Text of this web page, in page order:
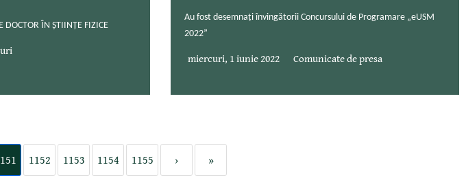
DOCTOR ÎN ȘTIINȚE FIZICE
Au fost desemnați învingătorii Concursului de Programare „eUSM
2022”
miercuri, 1 iunie 2022 Comunicate de presa
1152 1153 1154 1155 › »